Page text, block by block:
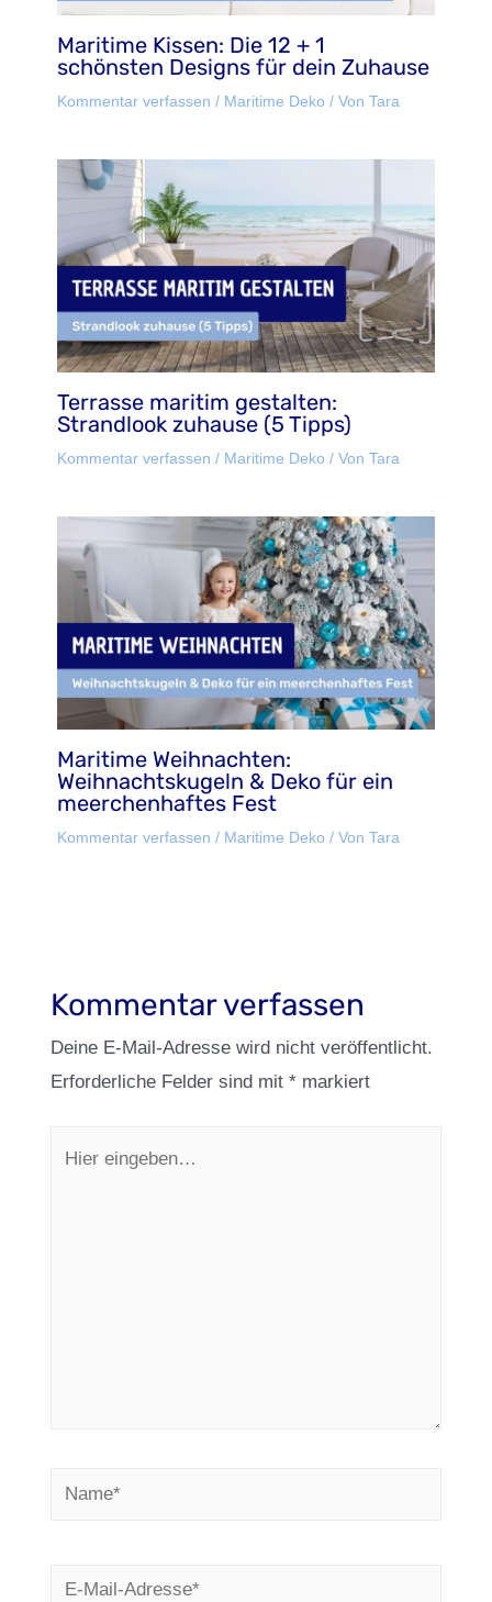
Maritime Kissen: Die 12 + 1
schönsten Designs für dein Zuhause
Kommentar verfassen / Maritime Deko / Von Tara
Terrasse maritim gestalten:
Strandlook zuhause (5 Tipps)
Kommentar verfassen / Maritime Deko / Von Tara
Maritime Weihnachten:
Weihnachtskugeln & Deko für ein
meerchenhaftes Fest
Kommentar verfassen / Maritime Deko / Von Tara
Kommentar verfassen
Deine E-Mail-Adresse wird nicht veröffentlicht.
Erforderliche Felder sind mit *markiert
Name*
E-